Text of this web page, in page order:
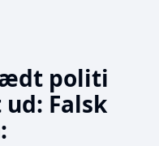
politi
Falsk